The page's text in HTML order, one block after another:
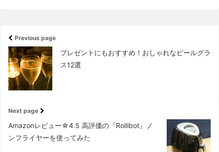
Previous page
プレゼントにもおすすめ！おしゃれなビールグラ
ス12選
Next page
Amazonレビュー☆4.5 高評価の『Rollibot』ノ
ンフライヤーを使ってみた